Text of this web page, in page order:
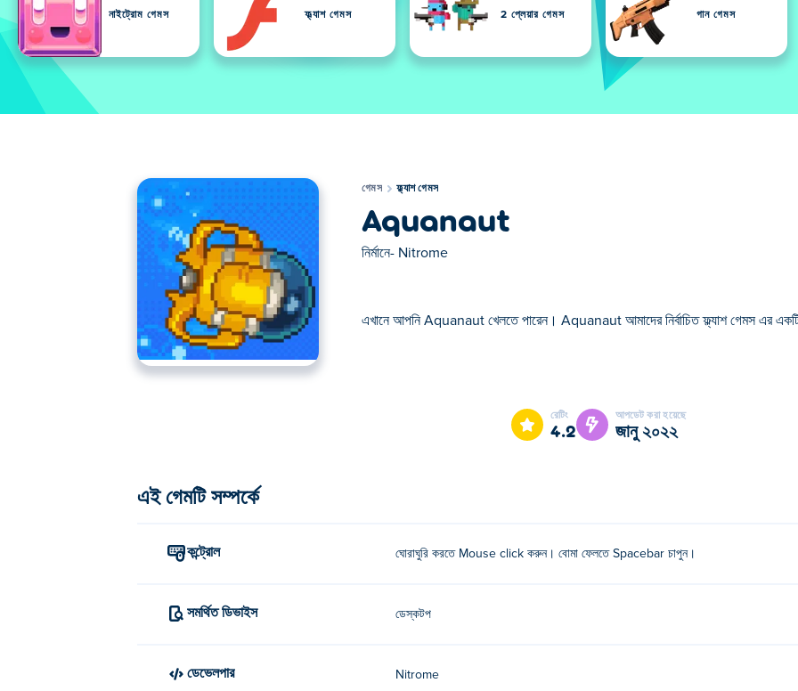
নাইট্রোম গেমস ফ্ল্যাশ গেমস 2 প্লেয়ার গেমস গান গেমস
গেমস ফ্ল্যাশ গেমস
Aquanaut
নির্মানে- Nitrome
এখানে আপনি Aquanaut খেলতে পারেন। Aquanaut আমাদের নির্বাচিত ফ্ল্যাশ গেমস এর
এখানে আপনি Aquanaut খেলতে পারেন। Aquanaut আমাদের নির্বাচিত ফ্ল্যাশ গেমস এর একটি।
রেটিং
4.2
আপডেট করা হয়েছে
জানু ২০২২
এই গেমটি সম্পর্কে
কন্ট্রোল ঘোরাঘুরি করতে Mouse click করুন। বোমা ফেলতে Spacebar চাপুন।
সমর্থিত ডিভাইস ডেস্কটপ
ডেভেলপার Nitrome